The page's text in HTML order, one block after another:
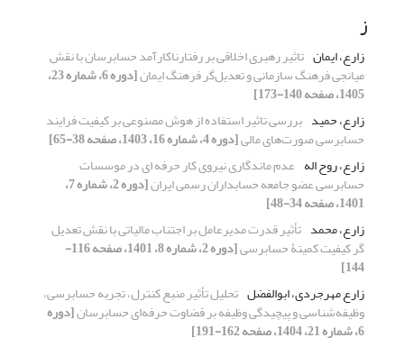
ز
زارع، ایمان تاثیر رهبری اخلاقی بر رفتارناکارآمد حسابرسان با نقش
میانجی فرهنگ سازمانی و تعدیل‌گر فرهنگ ایمان [دوره 6، شماره 23،
1405، صفحه 140-173]
زارع، حمید بررسی تاثیر استفاده از هوش مصنوعی بر کیفیت فرایند
حسابرسی صورت‌های مالی[دوره 4، شماره 16، 1403، صفحه 38-65]
زارع، روح اله عدم ماندگاری نیروی کار حرفه ای در موسسات
حسابرسی عضو جامعه حسابداران رسمی ایران [دوره 2، شماره 7،
1401، صفحه 34-48]
زارع، محمد تأثیر قدرت مدیرعامل بر اجتناب مالیاتی با نقش تعدیل
گر کیفیت کمیتۀ حسابرسی [دوره 2، شماره 8، 1401، صفحه 116-
144]
زارع مهرجردی، ابوالفضل تحلیل تأثیر منبع کنترل، تجربه حسابرسی،
وظیفه‌شناسی و پیچیدگی وظیفه بر قضاوت حرفه‌ای حسابرسان[دوره
6، شماره 21، 1404، صفحه 162-191]